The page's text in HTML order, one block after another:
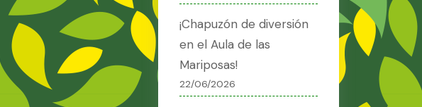
¡Chapuzón de diversión
en el Aula de las
Mariposas!
22/06/2026